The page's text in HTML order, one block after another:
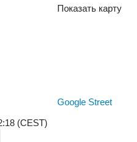
Показать карту
Google Street
(CEST)